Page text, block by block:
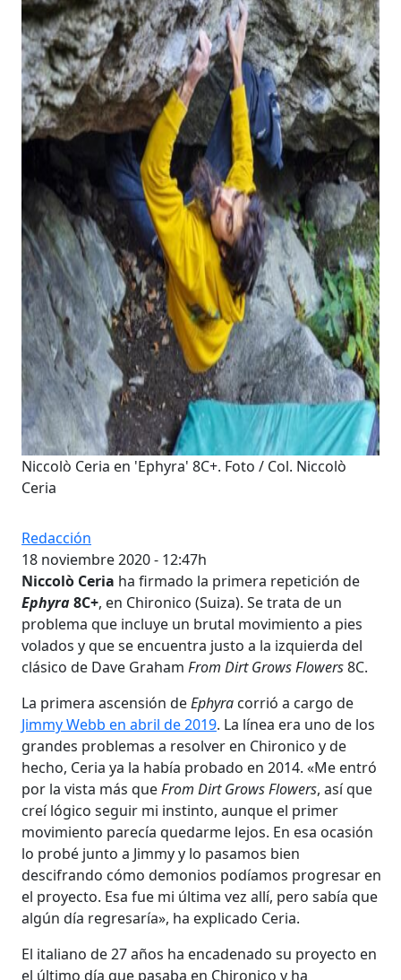
Niccolò Ceria en 'Ephyra' 8C+. Foto / Col. Niccolò
Ceria
Redacción
18 noviembre 2020 - 12:47h
Niccolò Ceria ha firmado la primera repetición de
Ephyra8C+, en Chironico (Suiza). Se trata de un
problema que incluye un brutal movimiento a pies
volados y que se encuentra justo a la izquierda del
clásico de Dave Graham From Dirt Grows Flowers8C.
La primera ascensión deEphyra corrió a cargo de
Jimmy Webb en abril de 2019. La línea era uno de los
grandes problemas a resolver en Chironico y de
hecho, Ceria ya la había probado en 2014. «Me entró
por la vista más queFrom Dirt Grows Flowers, así que
creí lógico seguir mi instinto, aunque el primer
movimiento parecía quedarme lejos. En esa ocasión
lo probé junto a Jimmy y lo pasamos bien
descifrando cómo demonios podíamos progresar en
el proyecto. Esa fue mi última vez allí, pero sabía que
algún día regresaría», ha explicado Ceria.
El italiano de 27 años ha encadenado su proyecto en
el último día que pasaba en Chironico y ha